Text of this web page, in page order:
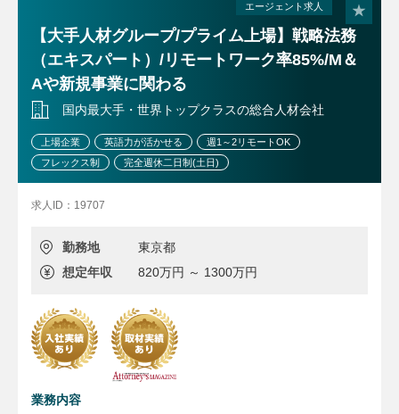
エージェント求人
【大手人材グループ/プライム上場】戦略法務
（エキスパート）/リモートワーク率85%/M＆
Aや新規事業に関わる
国内最大手・世界トップクラスの総合人材会社
上場企業 英語力が活かせる
週1～2リモートOK
フレックス制
完全週休二日制(土日)
求人ID：19707
勤務地
東京都
想定年収
820万円 ～ 1300万円
業務内容